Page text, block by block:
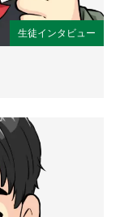
生徒インタビュー